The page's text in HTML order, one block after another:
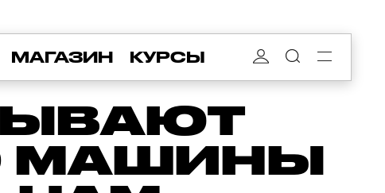
МАГАЗИН КУРСЫ
МАШИНЫ